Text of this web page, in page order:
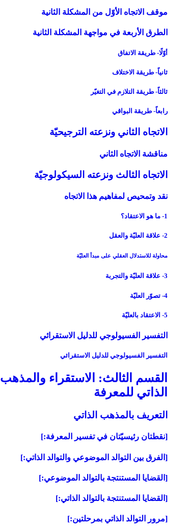
موقف الاتجاه الأوّل من المشكلة الثانية
الطرق الأربعة في مواجهة المشكلة الثانية
أوّلًا- طريقة الاتفاق
ثانياً- طريقة الاختلاف
ثالثاً- طريقة التلازم في التغيّر
رابعاً- طريقة البواقي
الاتجاه الثاني ونزعته الترجيحيّة
مناقشة الاتجاه الثاني
الاتجاه الثالث ونزعته السيكولوجيّة
نقد وتمحيص لمفاهيم هذا الاتجاه
1- ما هو الاعتقاد؟
2- علاقة العليّة والعقل
محاولة للاستدلال العقلي على مبدأ العليّة
3- علاقة العليّة والتجربة
4- تصوّر العليّة
5- الاعتقاد بالعليّة
التفسير الفسيولوجي للدليل الاستقرائي
التفسير الفسيولوجي للدليل الاستقرائي
القسم الثالث: الاستقراء والمذهب
الذاتي للمعرفة
التعريف بالمذهب الذاتي‏
[نقطتان رئيسيّتان في تفسير المعرفة:]
[الفرق بين التوالد الموضوعي والتوالد الذاتي:]
[القضايا المستنتجة بالتوالد الموضوعي:]
[القضايا المستنتجة بالتوالد الذاتي:]
[مرور التوالد الذاتي بمرحلتين:]